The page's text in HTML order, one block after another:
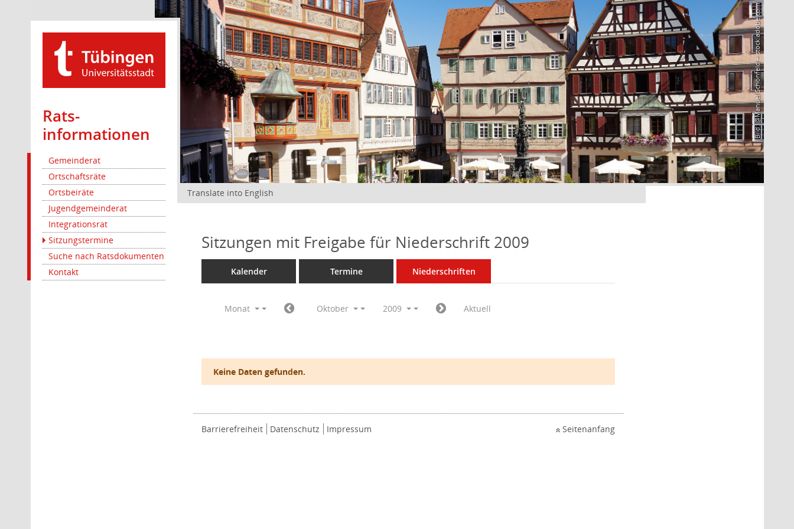
Rats­
informationen
Gemeinderat
Ortschaftsräte
Ortsbeiräte
Jugendgemeinderat
Integrationsrat
Sitzungstermine
Suche nach Ratsdokumenten
Kontakt
Bild: @Manuel Schönfeld – stock.adobe.com
Translate into English
Sitzungen mit Freigabe für Niederschrift 2009
Kalender Termine Niederschriften
Monat Oktober 2009 Aktuell
Keine Daten gefunden.
Barrierefreiheit Datenschutz Impressum Seitenanfang